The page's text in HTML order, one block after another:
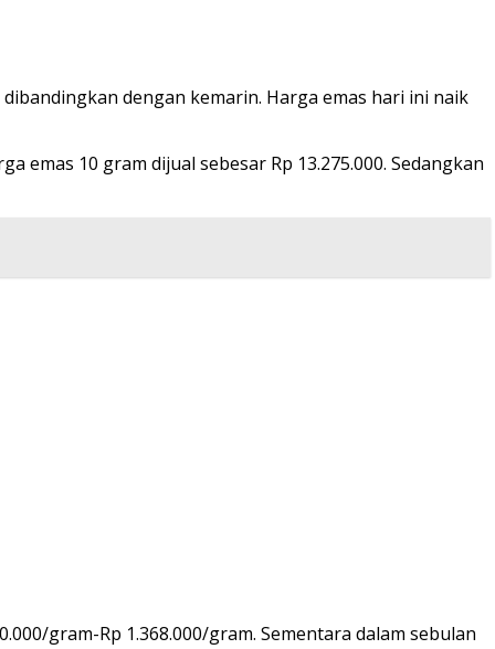
dengan kemarin. Harga emas hari ini naik
emas 10 gram dijual sebesar Rp 13.275.000. Sedangkan
gram-Rp 1.368.000/gram. Sementara dalam sebulan